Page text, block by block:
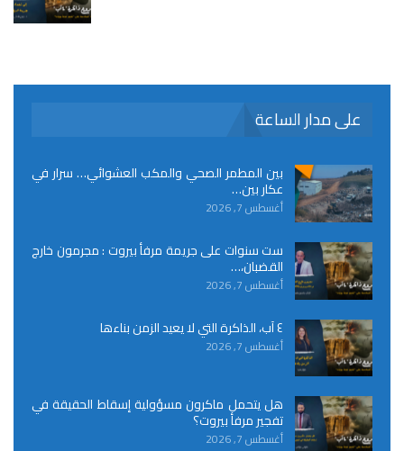
على مدار الساعة
بين المطمر الصحي والمكب العشوائي… سرار في
عكار بين…
أغسطس 7, 2026
ست سنوات على جريمة مرفأ بيروت : مجرمون خارج
القضبان،…
أغسطس 7, 2026
٤ آب، الذاكرة التي لا يعيد الزمن بناءها
أغسطس 7, 2026
هل يتحمل ماكرون مسؤولية إسقاط الحقيقة في
تفجير مرفأ بيروت؟
أغسطس 7, 2026